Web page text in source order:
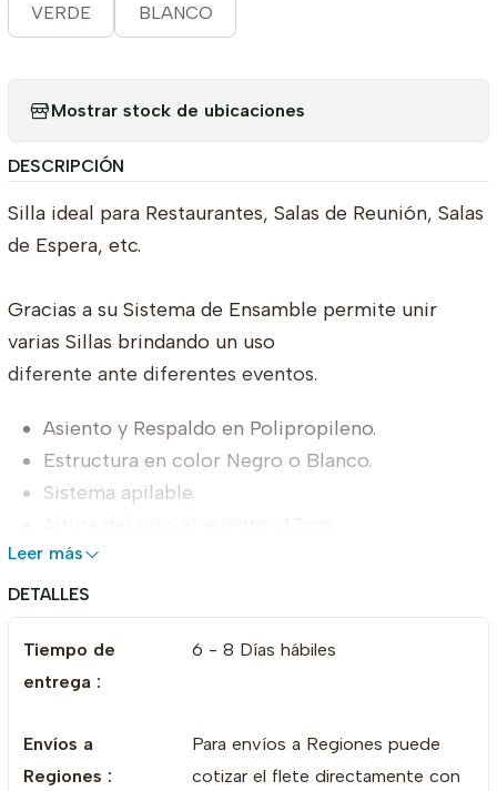
VERDE BLANCO
Mostrar stock de ubicaciones
DESCRIPCIÓN
Silla ideal para Restaurantes, Salas de Reunión, Salas
de Espera, etc.
Gracias a su Sistema de Ensamble permite unir
varias Sillas brindando un uso
diferente ante diferentes eventos.
Asiento y Respaldo en Polipropileno.
Estructura en color Negro o Blanco.
Sistema apilable.
Profundidad del asiento: 41 cm.
Ancho del asiento: 48 cm.
Altura Total: 79 cm.
Alto del respaldo: 46cm.
Ancho del respaldo: 41cm.
Leer más
DETALLES
Tiempo de
entrega :
6 - 8 Días hábiles
Envíos a
Regiones :
Para envíos a Regiones puede
cotizar el flete directamente con